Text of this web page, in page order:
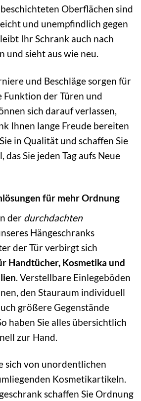
Oberflächen sind
und unempfindlich gegen
Ihr Schrank auch nach
und sieht aus wie neu.
und Beschläge sorgen für
der Türen und
sich darauf verlassen,
Ihnen lange Freude bereiten
in Qualität und schaffen Sie
das Sie jeden Tag aufs Neue
für mehr Ordnung
der durchdachten
Hängeschranks
der Tür verbirgt sich
Handtücher, Kosmetika und
. Verstellbare Einlegeböden
den Stauraum individuell
größere Gegenstände
haben Sie alles übersichtlich
zur Hand.
sich von unordentlichen
Kosmetikartikeln.
schaffen Sie Ordnung